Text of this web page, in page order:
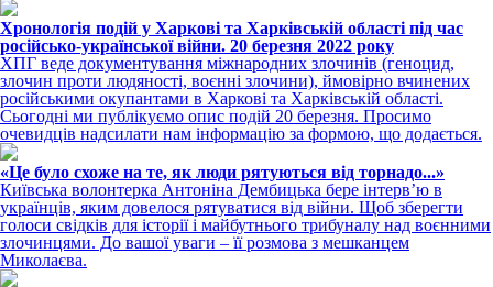
Хронологія подій у Харкові та Харківській області під час
російсько-української війни. 20 березня 2022 року
ХПГ веде документування міжнародних злочинів (геноцид,
злочин проти людяності, воєнні злочини), ймовірно вчинених
російськими окупантами в Харкові та Харківській області.
Сьогодні ми публікуємо опис подій 20 березня. Просимо
очевидців надсилати нам інформацію за формою, що додається.
«Це було схоже на те, як люди рятуються від торнадо...»
Київська волонтерка Антоніна Дембицька бере інтерв’ю в
українців, яким довелося рятуватися від війни. Щоб зберегти
голоси свідків для історії і майбутнього трибуналу над воєнними
злочинцями. До вашої уваги – її розмова з мешканцем
Миколаєва.